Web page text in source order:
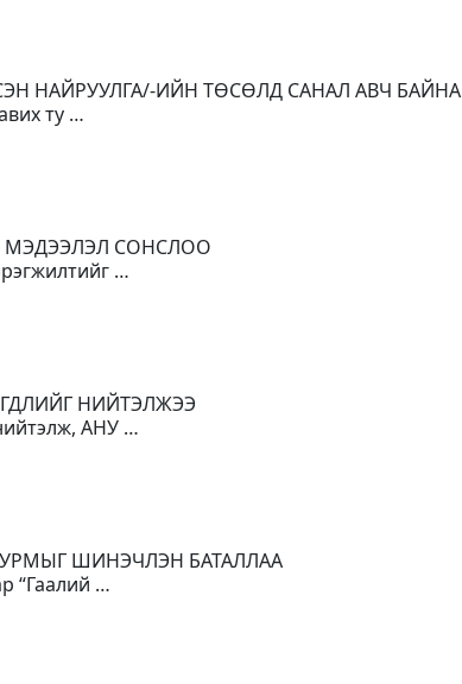
НАЙРУУЛГА/-ИЙН ТӨСӨЛД САНАЛ АВЧ БАЙНА
ту …
МЭДЭЭЛЭЛ СОНСЛОО
…
НИЙТЭЛЖЭЭ
АНУ …
ШИНЭЧЛЭН БАТАЛЛАА
“Гаалий …